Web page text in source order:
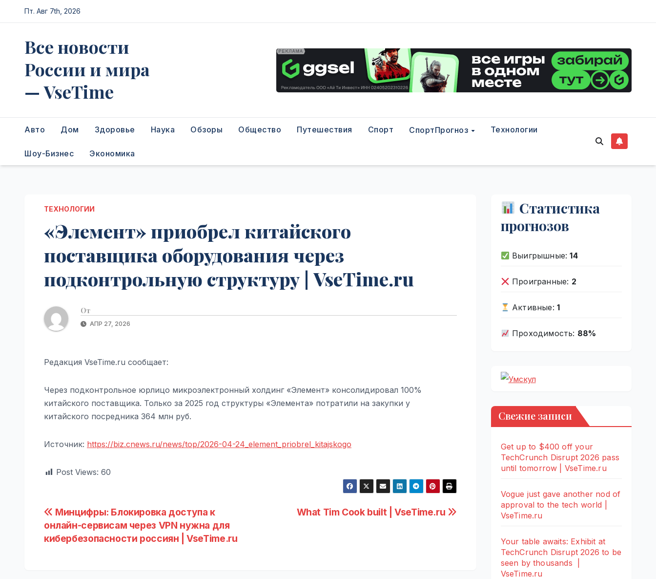
Перейти
к
Пт. Авг 7th, 2026
Все новости
России и мира
— VseTime
Авто Дом Здоровье Наука Обзоры Общество Путешествия Спорт СпортПрогноз Технологии
Шоу-Бизнес Экономика
ТЕХНОЛОГИИ
«Элемент» приобрел китайского
поставщика оборудования через
подконтрольную структуру | VseTime.ru
От
АПР 27, 2026
Редакция VseTime.ru сообщает:
Через подконтрольное юрлицо микроэлектронный холдинг «Элемент» консолидировал 100%
китайского поставщика. Только за 2025 год структуры «Элемента» потратили на закупки у
китайского посредника 364 млн руб.
Источник: https://biz.cnews.ru/news/top/2026-04-24_element_priobrel_kitajskogo
Post Views: 60
Навигация
по
What Tim Cook built | VseTime.ru
Минцифры: Блокировка доступа к
онлайн-сервисам через VPN нужна для
кибербезопасности россиян | VseTime.ru
Статистика
прогнозов
Выигрышные:14
Проигранные: 2
Активные: 1
Проходимость: 88%
Свежие записи
Get up to $400 off your
TechCrunch Disrupt 2026 pass
until tomorrow | VseTime.ru
Vogue just gave another nod of
approval to the tech world |
VseTime.ru
Your table awaits: Exhibit at
TechCrunch Disrupt 2026 to be
seen by thousands |
VseTime.ru